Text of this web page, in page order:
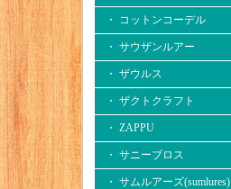
・ コットンコーデル
・ サウザンルアー
・ ザウルス
・ ザクトクラフト
・ ZAPPU
・ サニーブロス
・ サムルアーズ(sumlures)